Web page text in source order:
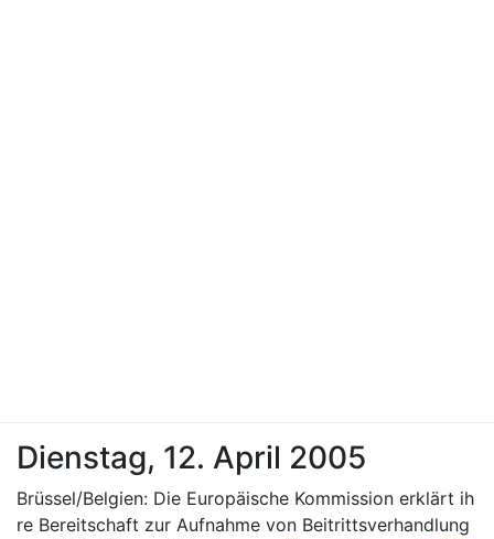
Dienstag, 12. April 2005
Brüssel/Belgien: Die Europäische Kommission erklärt ih
re Bereitschaft zur Aufnahme von Beitrittsverhandlung